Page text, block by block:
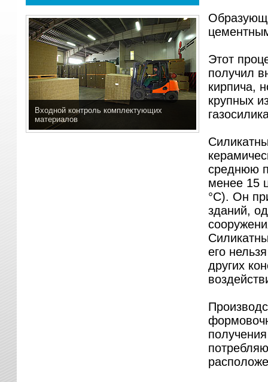
Входной контроль комплектующих
материалов
Этот
получил
кирпича,
крупных
среднюю
менее 15
°С). Он
зданий,
его
других